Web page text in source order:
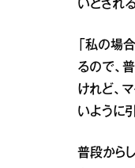
いとされ
「私の場
るので、
けれど、
いように
普段から